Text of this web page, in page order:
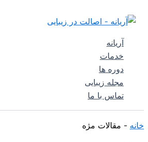
آریانه
خدمات
دوره ها
مجله زیبایی
تماس با ما
خانه - مقالات مژه